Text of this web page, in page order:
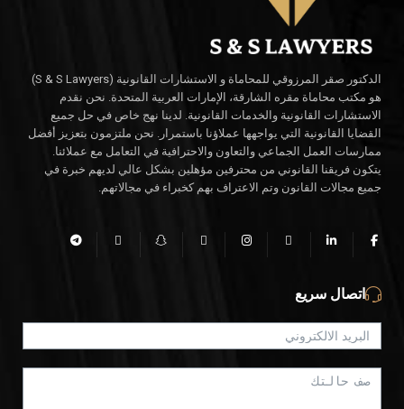
الدكتور صقر المرزوقي للمحاماة و الاستشارات القانونية (S & S Lawyers)
هو مكتب محاماة مقره الشارقة، الإمارات العربية المتحدة. نحن نقدم
الاستشارات القانونية والخدمات القانونية. لدينا نهج خاص في حل جميع
القضايا القانونية التي يواجهها عملاؤنا باستمرار. نحن ملتزمون بتعزيز أفضل
ممارسات العمل الجماعي والتعاون والاحترافية في التعامل مع عملائنا.
يتكون فريقنا القانوني من محترفين مؤهلين بشكل عالي لديهم خبرة في
جميع مجالات القانون وتم الاعتراف بهم كخبراء في مجالاتهم.
اتصال سريع